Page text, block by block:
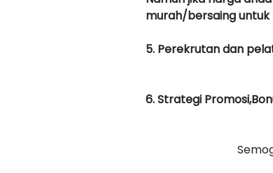
murah/bersaing
5. Perekrutan dan
6. Strategi